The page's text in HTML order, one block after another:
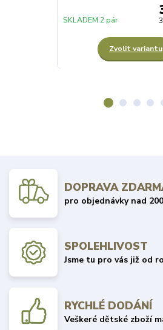
SKLADEM 2 pár
Zvolit variantu
DOPRAVA
pro objednávky nad
SPOLEHLIVOST
Jsme tu pro vás již od
RYCHLÉ DODÁNÍ
Veškeré dětské zboží